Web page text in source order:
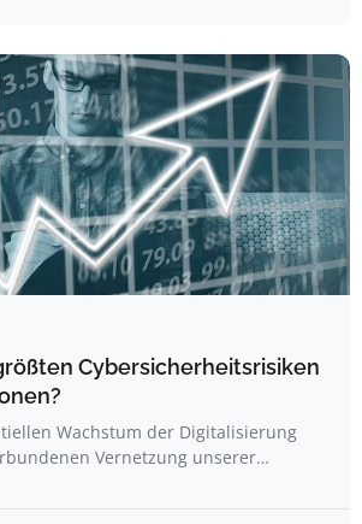
Cybersicherheitsrisiken
Wachstum der Digitalisierung
Vernetzung unserer…